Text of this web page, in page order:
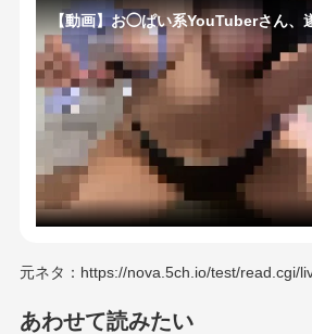
元ネタ：https://nova.5ch.io/test/read.cgi/
あわせて読みたい